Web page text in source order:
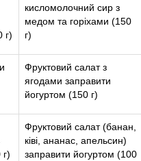
г)
кисломолочний сир з
медом та горіхами (150
г)
Фруктовий салат з
ягодами заправити
йогуртом (150 г)
Фруктовий салат (банан,
ківі, ананас, апельсин)
заправити йогуртом (100